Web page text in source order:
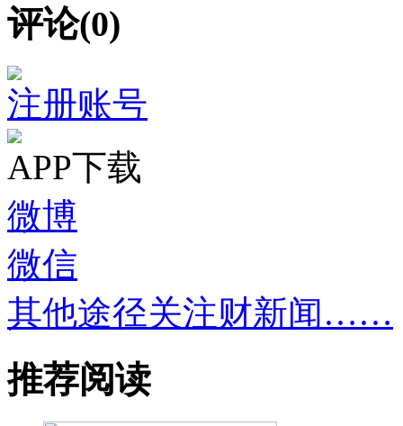
评论(0)
注册账号
APP下载
微博
微信
其他途径关注财新闻……
推荐阅读